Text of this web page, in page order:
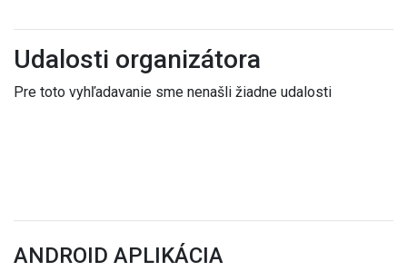
Udalosti organizátora
Pre toto vyhľadavanie sme nenašli žiadne udalosti
ANDROID APLIKÁCIA